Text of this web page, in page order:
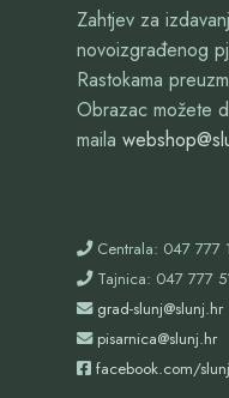
Zahtjev za
novoizgrađenog
Rastokama
Obrazac možete
maila
Centrala: 047 777
Tajnica: 047 777
grad-slunj@slunj.hr
pisarnica@slunj.hr
facebook.com/